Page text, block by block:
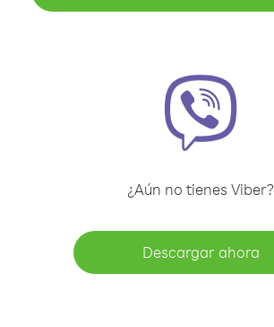
¿Aún no tienes Viber?
Descargar ahora